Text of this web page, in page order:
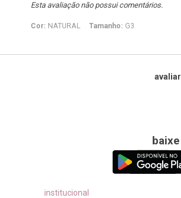
Esta avaliação não possui comentários.
Cor: NATURAL Tamanho: G3
institucional